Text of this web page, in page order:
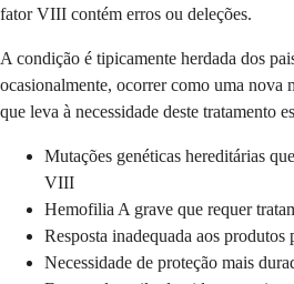
fator VIII contém erros ou deleções.
A condição é tipicamente herdada dos
ocasionalmente, ocorrer como uma nova
que leva à necessidade deste tratamento
Mutações genéticas hereditárias
VIII
Hemofilia A grave que requer
Resposta inadequada aos
Necessidade de proteção mais